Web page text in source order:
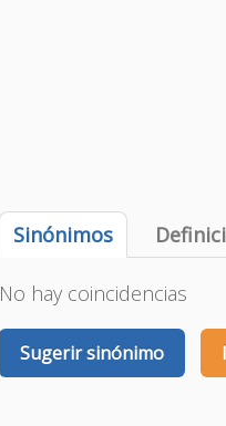
Sinónimos
No hay coincidencias
Sugerir sinónimo